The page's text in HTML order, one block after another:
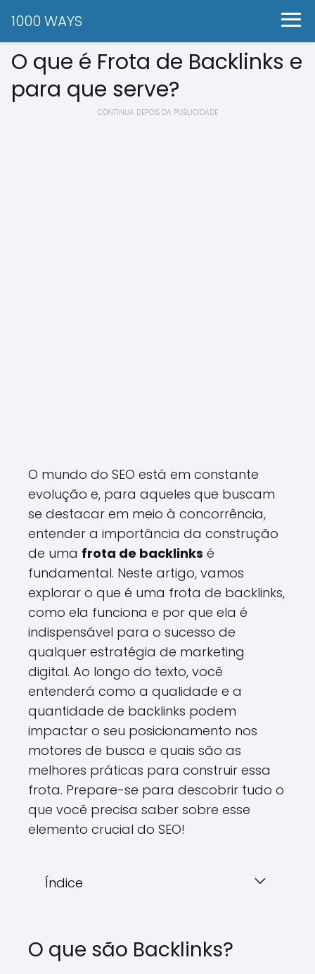
1000 WAYS
O que é Frota de Backlinks e
para que serve?
CONTINUA DEPOIS DA PUBLICIDADE
O mundo do SEO está em constante
evolução e, para aqueles que buscam
se destacar em meio à concorrência,
entender a importância da construção
de uma frota de backlinks é
fundamental. Neste artigo, vamos
explorar o que é uma frota de backlinks,
como ela funciona e por que ela é
indispensável para o sucesso de
qualquer estratégia de marketing
digital. Ao longo do texto, você
entenderá como a qualidade e a
quantidade de backlinks podem
impactar o seu posicionamento nos
motores de busca e quais são as
melhores práticas para construir essa
frota. Prepare-se para descobrir tudo o
que você precisa saber sobre esse
elemento crucial do SEO!
Índice
O que são Backlinks?